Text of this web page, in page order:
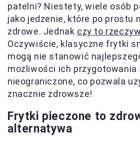
patelni? Niestety, wiele osób
jako jedzenie, które po prostu
zdrowe. Jednak czy to
Oczywiście, klasyczne frytki
mogą nie stanowić
możliwości ich przygotowania
nieograniczone, co pozwala
znacznie zdrowsze!
Frytki pieczone to
alternatywa